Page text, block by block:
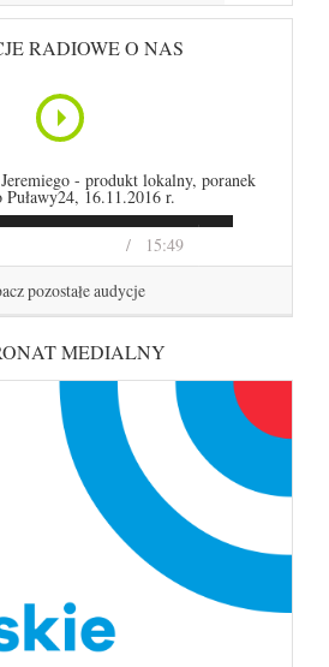
RADIOWE O NAS
15:49
- produkt lokalny, poranek
Puławy24, 16.11.2016 r.
pozostałe audycje
MEDIALNY